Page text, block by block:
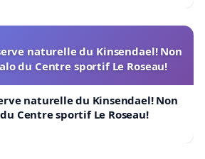
naturelle du Kinsendael! Non
du Centre sportif Le Roseau!
naturelle du Kinsendael! Non
Centre sportif Le Roseau!